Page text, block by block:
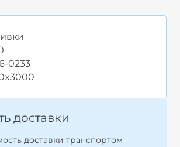
0233
доставки
доставки транспортом